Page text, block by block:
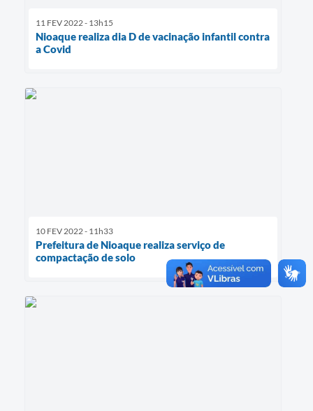
11 FEV 2022 - 13h15
Nioaque realiza dia D de vacinação infantil contra
a Covid
10 FEV 2022 - 11h33
Prefeitura de Nioaque realiza serviço de
compactação de solo